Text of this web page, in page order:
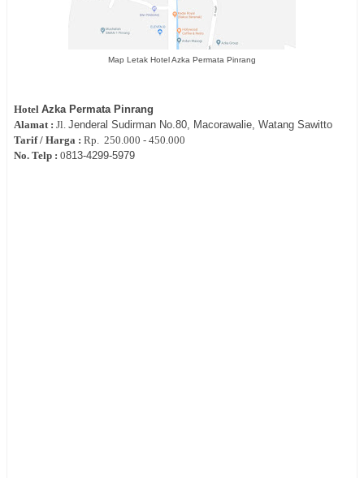
Map Letak Hotel Azka Permata Pinrang
Hotel Azka Permata Pinrang
Alamat : Jl. Jenderal Sudirman No.80, Macorawalie, Watang Sawitto
Tarif / Harga : Rp. 250.000 - 450.000
No. Telp : 0813-4299-5979